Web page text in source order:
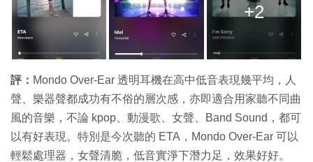
+2
評： Mondo Over-Ear 透明耳機在高中低音表現幾平均，人
聲、樂器聲都成功有不俗的層次感，亦即適合用家聽不同曲
風的音樂，不論 kpop、動漫歌、女聲、Band Sound，都可
以有好表現。特別是今次聽的 ETA，Mondo Over-Ear 可以
輕鬆處理器，女聲清脆，低音實淨下潛力足，效果好好。